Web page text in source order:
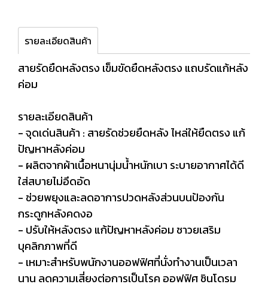
รายละเอียดสินค้า
สายรัดยืดหลังตรง เข็มขัดยืดหลังตรง แถบรัดแก้หลัง
ค่อม
รายละเอียดสินค้า
- จุดเด่นสินค้า : สายรัดช่วยยืดหลัง ไหล่ให้ยืดตรง แก้
ปัญหาหลังค่อม
- ผลิตจากผ้าเนื้อหนานุ่มน้ำหนักเบา ระบายอากาศได้ดี
ใส่สบายไม่อึดอัด
- ช่วยพยุงและลดอาการปวดหลังส่วนบนป้องกัน
กระดูกหลังคดงอ
- ปรับให้หลังตรง แก้ปัญหาหลังค่อม ชาวยเสริม
บุคลิกภาพที่ดี
- เหมาะสำหรับพนักงานออฟฟิศที่นั่งทำงานเป็นเวลา
นาน ลดความเสี่ยงต่อการเป็นโรค ออฟฟิศ ซินโดรม